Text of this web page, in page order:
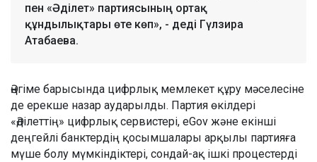
пен «Әділет» партиясының ортақ
құндылықтары өте көп», - деді Гүлзира
Атабаева.
Әңгіме барысында цифрлық мемлекет құру мәселесіне
де ерекше назар аударылды. Партия өкілдері
«Әділеттің» цифрлық сервистері, eGov және екінші
деңгейлі банктердің қосымшалары арқылы партияға
мүше болу мүмкіндіктері, сондай-ақ ішкі процестерді